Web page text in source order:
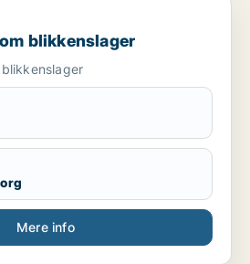
blikkenslager
Mere info